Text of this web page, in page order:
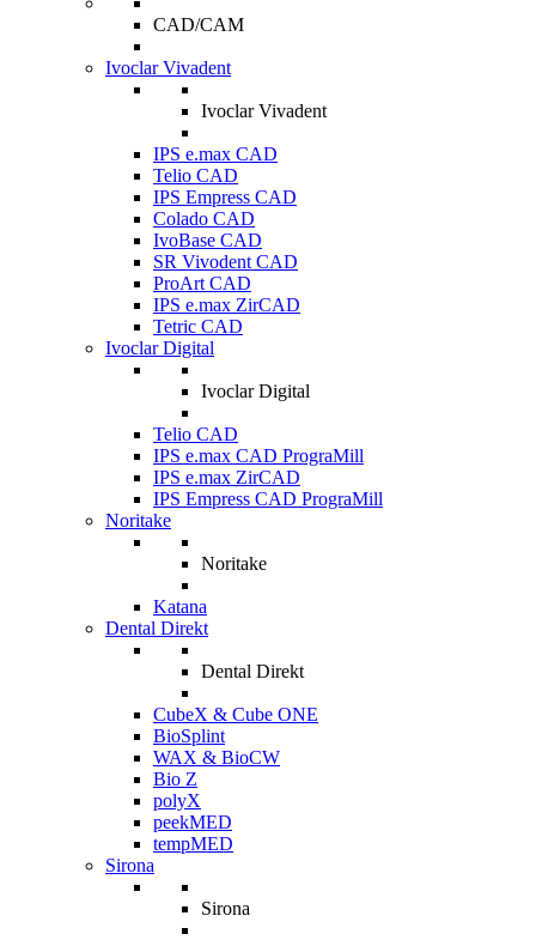
CAD/CAM
Ivoclar Vivadent
Ivoclar Vivadent
IPS e.max CAD
Telio CAD
IPS Empress CAD
Colado CAD
IvoBase CAD
SR Vivodent CAD
ProArt CAD
IPS e.max ZirCAD
Tetric CAD
Ivoclar Digital
Ivoclar Digital
Telio CAD
IPS e.max CAD PrograMill
IPS e.max ZirCAD
IPS Empress CAD PrograMill
Noritake
Noritake
Katana
Dental Direkt
Dental Direkt
CubeX & Cube ONE
BioSplint
WAX & BioCW
Bio Z
polyX
peekMED
tempMED
Sirona
Sirona